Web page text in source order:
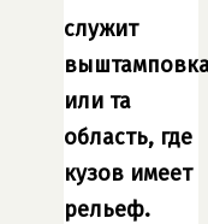
служит
или та
область, где
кузов имеет
рельеф.